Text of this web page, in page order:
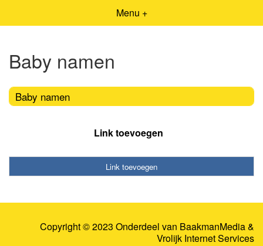
Menu +
Baby namen
Baby namen
Link toevoegen
Link toevoegen
Copyright © 2023 Onderdeel van BaakmanMedia&
Vrolijk Internet Services